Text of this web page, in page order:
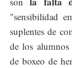
"sensibilidad
suplentes de
de los alumnos
de boxeo de